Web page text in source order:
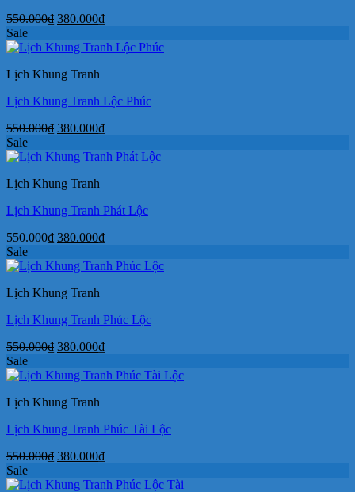
550.000₫ Giá
là:
380.000₫Giá
tại
Sale
Lịch Khung Tranh
Lịch Khung Tranh Lộc Phúc
550.000₫ Giá
là:
380.000₫Giá
tại
Sale
Lịch Khung Tranh
Lịch Khung Tranh Phát Lộc
550.000₫ Giá
là:
380.000₫Giá
tại
Sale
Lịch Khung Tranh
Lịch Khung Tranh Phúc Lộc
550.000₫ Giá
là:
380.000₫Giá
tại
Sale
Lịch Khung Tranh
Lịch Khung Tranh Phúc Tài Lộc
550.000₫ Giá
là:
380.000₫Giá
tại
Sale